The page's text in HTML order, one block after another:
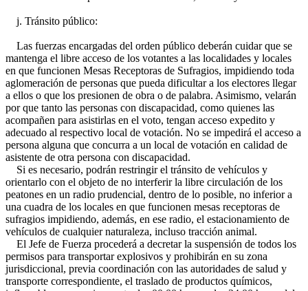
j. Tránsito público:
Las fuerzas encargadas del orden público deberán cuidar que se
mantenga el libre acceso de los votantes a las localidades y locales
en que funcionen Mesas Receptoras de Sufragios, impidiendo toda
aglomeración de personas que pueda dificultar a los electores llegar
a ellos o que los presionen de obra o de palabra. Asimismo, velarán
por que tanto las personas con discapacidad, como quienes las
acompañen para asistirlas en el voto, tengan acceso expedito y
adecuado al respectivo local de votación. No se impedirá el acceso a
persona alguna que concurra a un local de votación en calidad de
asistente de otra persona con discapacidad.
Si es necesario, podrán restringir el tránsito de vehículos y
orientarlo con el objeto de no interferir la libre circulación de los
peatones en un radio prudencial, dentro de lo posible, no inferior a
una cuadra de los locales en que funcionen mesas receptoras de
sufragios impidiendo, además, en ese radio, el estacionamiento de
vehículos de cualquier naturaleza, incluso tracción animal.
El Jefe de Fuerza procederá a decretar la suspensión de todos los
permisos para transportar explosivos y prohibirán en su zona
jurisdiccional, previa coordinación con las autoridades de salud y
transporte correspondiente, el traslado de productos químicos,